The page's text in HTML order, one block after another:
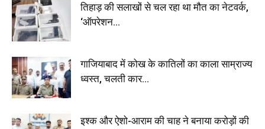
तिहाड़ की सलाखों से चल रहा था मौत का नेटवर्क,
‘ऑपरेशन...
गाजियाबाद में कोख के कातिलों का काला साम्राज्य
ध्वस्त, चलती कार...
इश्क और ऐशो-आराम की चाह ने बनाया करोड़ों की